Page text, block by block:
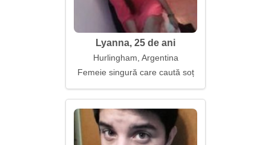
Lyanna, 25 de ani
Hurlingham, Argentina
Femeie singură care caută soț